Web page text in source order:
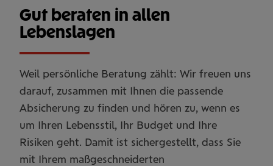
Gut beraten in allen
Lebenslagen
Weil persönliche Beratung zählt: Wir freuen uns
darauf, zusammen mit Ihnen die passende
Absicherung zu finden und hören zu, wenn es
um Ihren Lebensstil, Ihr Budget und Ihre
Risiken geht. Damit ist sichergestellt, dass Sie
mit Ihrem maßgeschneiderten